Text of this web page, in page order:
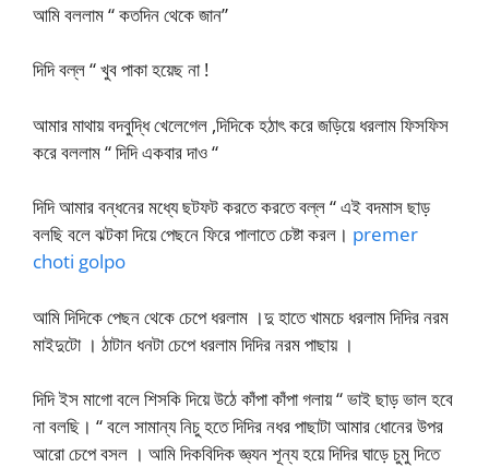
আমি বললাম “ কতদিন থেকে জান”
দিদি বল্ল “ খুব পাকা হয়েছ না !
আমার মাথায় বদবুদ্ধি খেলেগেল ,দিদিকে হঠাৎ করে জড়িয়ে ধরলাম ফিসফিস
করে বললাম “ দিদি একবার দাও “
দিদি আমার বন্ধনের মধ্যে ছটফট করতে করতে বল্ল “ এই বদমাস ছাড়
বলছি বলে ঝটকা দিয়ে পেছনে ফিরে পালাতে চেষ্টা করল। premer
choti golpo
আমি দিদিকে পেছন থেকে চেপে ধরলাম ।দু হাতে খামচে ধরলাম দিদির নরম
মাইদুটো । ঠাটান ধনটা চেপে ধরলাম দিদির নরম পাছায় ।
দিদি ইস মাগো বলে শিসকি দিয়ে উঠে কাঁপা কাঁপা গলায় “ ভাই ছাড় ভাল হবে
না বলছি। “ বলে সামান্য নিচু হতে দিদির নধর পাছাটা আমার ধোনের উপর
আরো চেপে বসল । আমি দিকবিদিক জ্ঞ্যন শূন্য হয়ে দিদির ঘাড়ে চুমু দিতে